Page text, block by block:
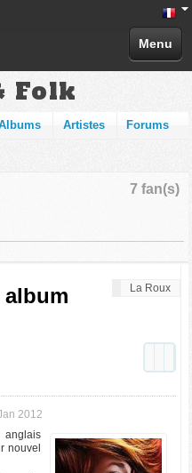
Menu
Folk
Artistes Forums
7 fan(s)
La Roux
2012
nouvel